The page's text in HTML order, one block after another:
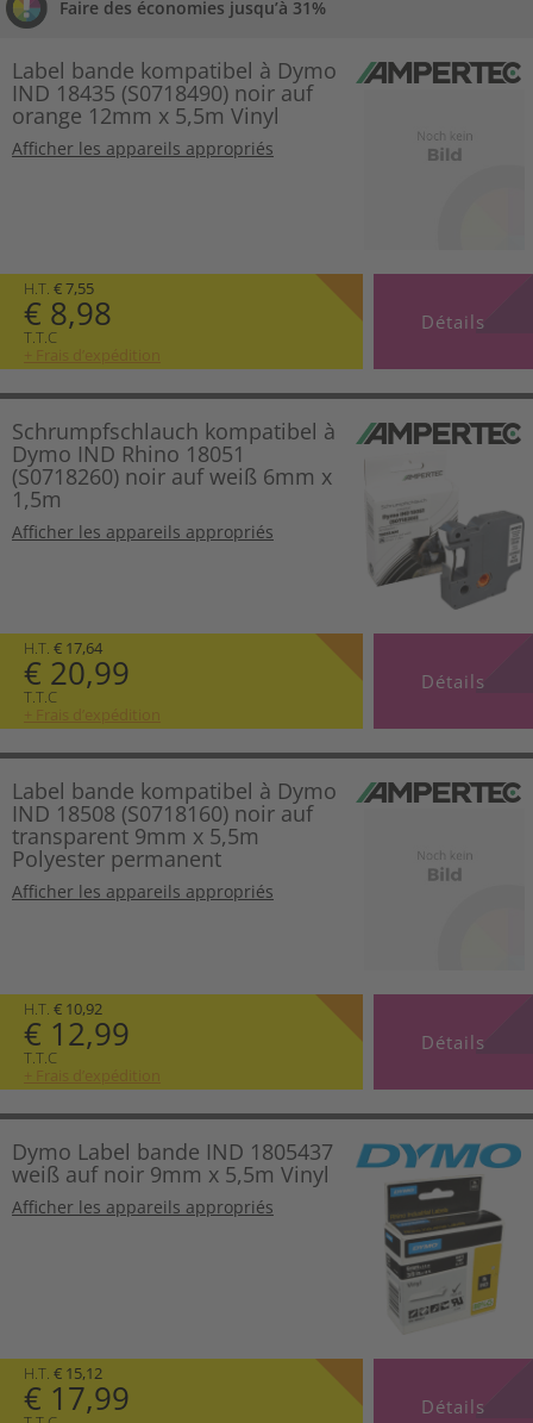
Faire des économies jusqu’à 31%
Label bande kompatibel à Dymo
IND 18435 (S0718490) noir auf
orange 12mm x 5,5m Vinyl
Afficher les appareils appropriés
H.T. € 7,55
€ 8,98
T.T.C
+ Frais d’expédition
Détails
Schrumpfschlauch kompatibel à
Dymo IND Rhino 18051
(S0718260) noir auf weiß 6mm x
1,5m
Afficher les appareils appropriés
H.T. € 17,64
€ 20,99
T.T.C
+ Frais d’expédition
Détails
Label bande kompatibel à Dymo
IND 18508 (S0718160) noir auf
transparent 9mm x 5,5m
Polyester permanent
Afficher les appareils appropriés
H.T. € 10,92
€ 12,99
T.T.C
+ Frais d’expédition
Détails
Dymo Label bande IND 1805437
weiß auf noir 9mm x 5,5m Vinyl
Afficher les appareils appropriés
H.T. € 15,12
€ 17,99 Détails